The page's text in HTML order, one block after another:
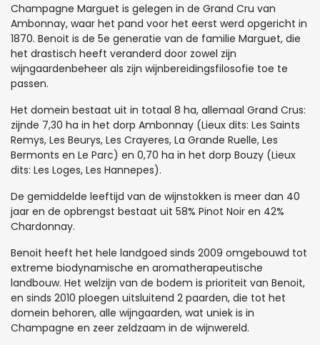
Champagne Marguet is gelegen in de Grand Cru van
Ambonnay, waar het pand voor het eerst werd opgericht in
1870. Benoit is de 5e generatie van de familie Marguet, die
het drastisch heeft veranderd door zowel zijn
wijngaardenbeheer als zijn wijnbereidingsfilosofie toe te
passen.
Het domein bestaat uit in totaal 8 ha, allemaal Grand Crus:
zijnde 7,30 ha in het dorp Ambonnay (Lieux dits: Les Saints
Remys, Les Beurys, Les Crayeres, La Grande Ruelle, Les
Bermonts en Le Parc) en 0,70 ha in het dorp Bouzy (Lieux
dits: Les Loges, Les Hannepes).
De gemiddelde leeftijd van de wijnstokken is meer dan 40
jaar en de opbrengst bestaat uit 58% Pinot Noir en 42%
Chardonnay.
Benoit heeft het hele landgoed sinds 2009 omgebouwd tot
extreme biodynamische en aromatherapeutische
landbouw. Het welzijn van de bodem is prioriteit van Benoit,
en sinds 2010 ploegen uitsluitend 2 paarden, die tot het
domein behoren, alle wijngaarden, wat uniek is in
Champagne en zeer zeldzaam in de wijnwereld.